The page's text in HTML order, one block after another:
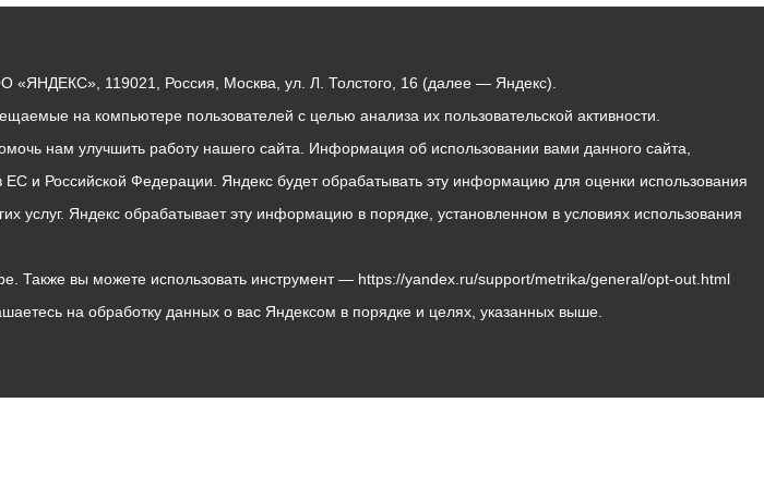
«ЯНДЕКС», 119021, Россия, Москва, ул. Л. Толстого, 16 (далее — Яндекс).
на компьютере пользователей с целью анализа их пользовательской активности.
нам улучшить работу нашего сайта. Информация об использовании вами данного сайта,
и Российской Федерации. Яндекс будет обрабатывать эту информацию для оценки использования
услуг. Яндекс обрабатывает эту информацию в порядке, установленном в условиях использования
Также вы можете использовать инструмент — https://yandex.ru/support/metrika/general/opt-out.html
на обработку данных о вас Яндексом в порядке и целях, указанных выше.